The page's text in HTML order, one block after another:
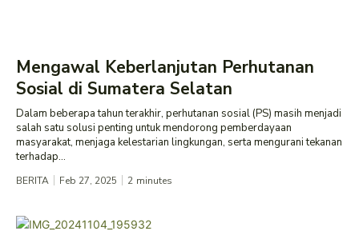
Mengawal Keberlanjutan Perhutanan
Sosial di Sumatera Selatan
Dalam beberapa tahun terakhir, perhutanan sosial (PS) masih menjadi
salah satu solusi penting untuk mendorong pemberdayaan
masyarakat, menjaga kelestarian lingkungan, serta mengurani tekanan
terhadap...
BERITA Feb 27, 2025 2 minutes